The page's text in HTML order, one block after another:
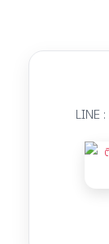
LINE :